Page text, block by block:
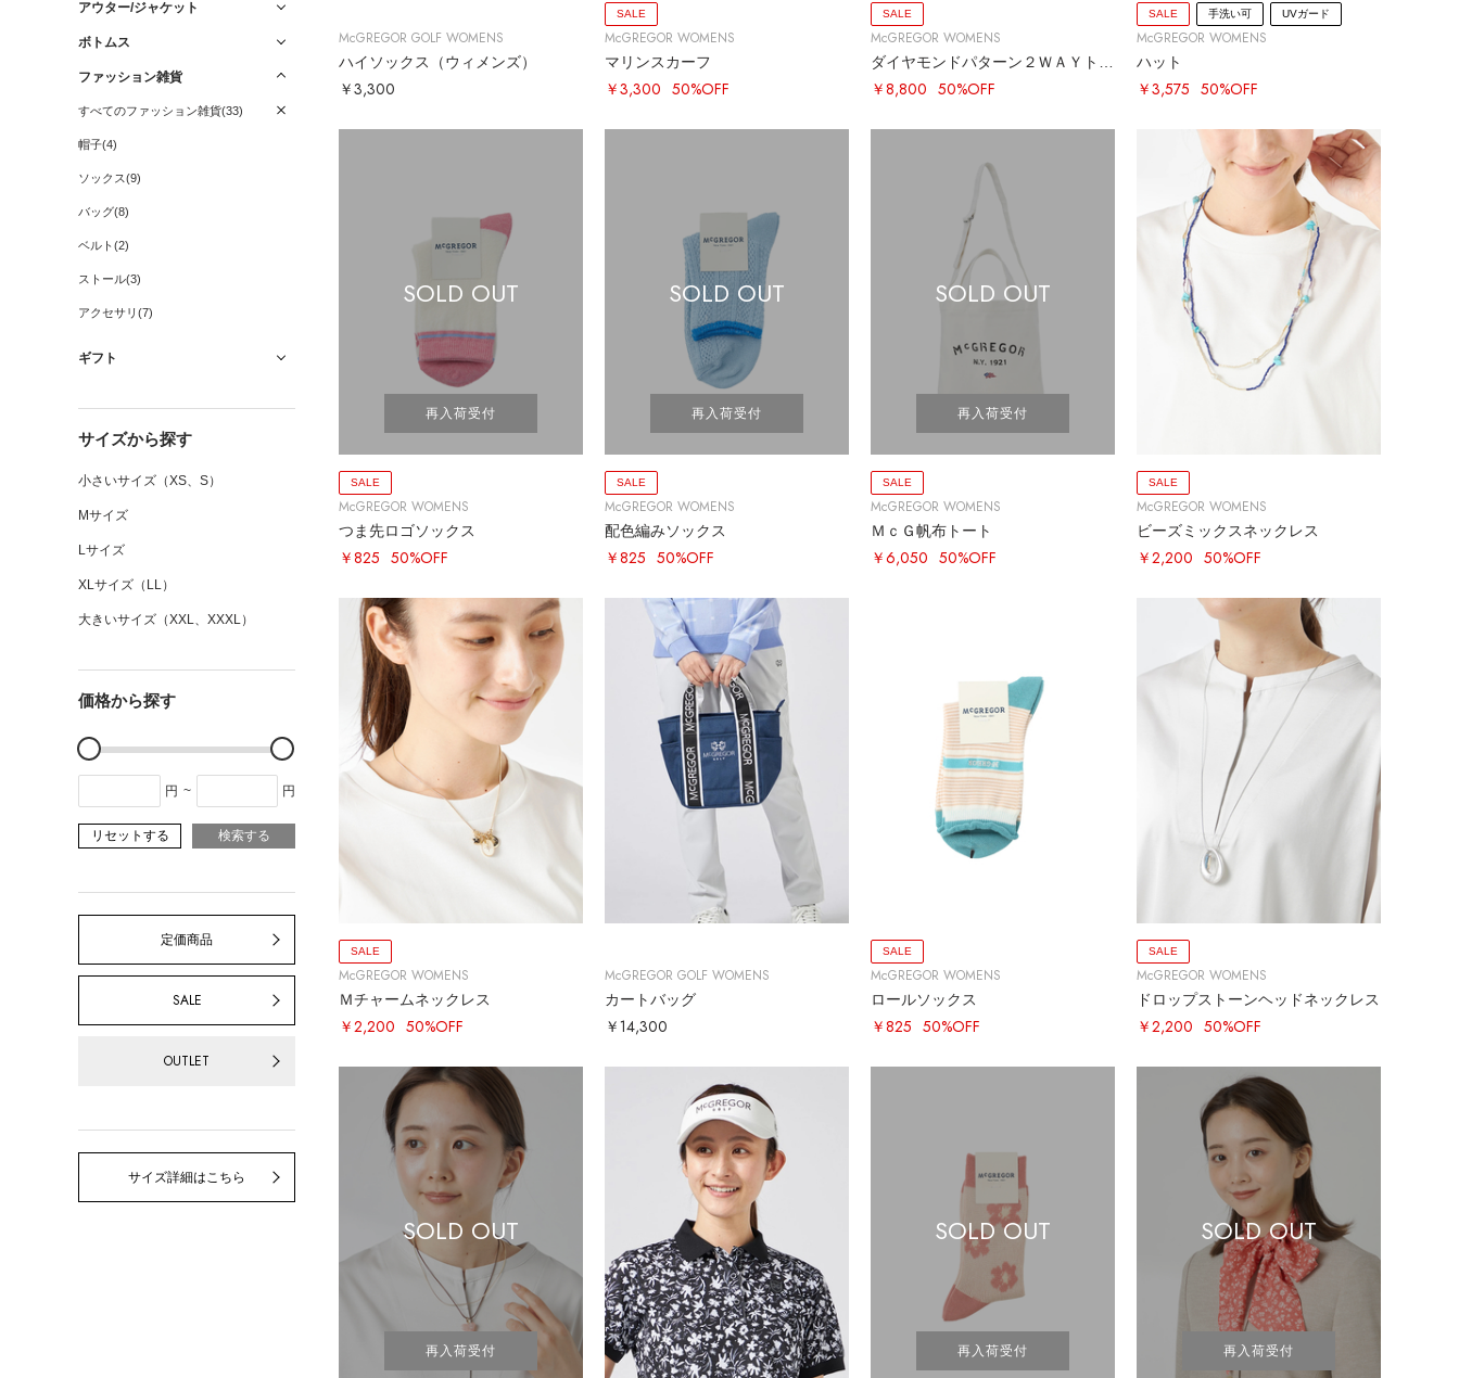
アウター/ジャケット
ボトムス
ファッション雑貨
すべてのファッション雑貨(33)
帽子(4)
ソックス(9)
バッグ(8)
ベルト(2)
ストール(3)
アクセサリ(7)
ギフト
サイズから探す
小さいサイズ（XS、S）
Mサイズ
Lサイズ
XLサイズ（LL）
大きいサイズ（XXL、XXXL）
価格から探す
円 ~ 円
リセットする 検索する
定価商品
SALE
OUTLET
サイズ詳細はこちら
McGREGOR GOLF WOMENS
ハイソックス（ウィメンズ）
￥3,300
SALE
McGREGOR WOMENS
マリンスカーフ
￥3,300 50%OFF
SALE
McGREGOR WOMENS
￥8,800 50%OFF
SALE 手洗い可 UVガード
McGREGOR WOMENS
ハット
￥3,575 50%OFF
SOLD OUT
再入荷受付
SALE
McGREGOR WOMENS
つま先ロゴソックス
￥825 50%OFF
SOLD OUT
再入荷受付
SALE
McGREGOR WOMENS
配色編みソックス
￥825 50%OFF
SOLD OUT
再入荷受付
SALE
McGREGOR WOMENS
ＭｃＧ帆布トート
￥6,050 50%OFF
SALE
McGREGOR WOMENS
ビーズミックスネックレス
￥2,200 50%OFF
SALE
McGREGOR WOMENS
Ｍチャームネックレス
￥2,200 50%OFF
McGREGOR GOLF WOMENS
カートバッグ
￥14,300
SALE
McGREGOR WOMENS
ロールソックス
￥825 50%OFF
SALE
McGREGOR WOMENS
ドロップストーンヘッドネックレス
￥2,200 50%OFF
SOLD OUT
再入荷受付
SOLD OUT
再入荷受付
SOLD OUT
再入荷受付